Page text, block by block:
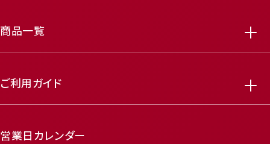
商品一覧
ご利用ガイド
営業日カレンダー